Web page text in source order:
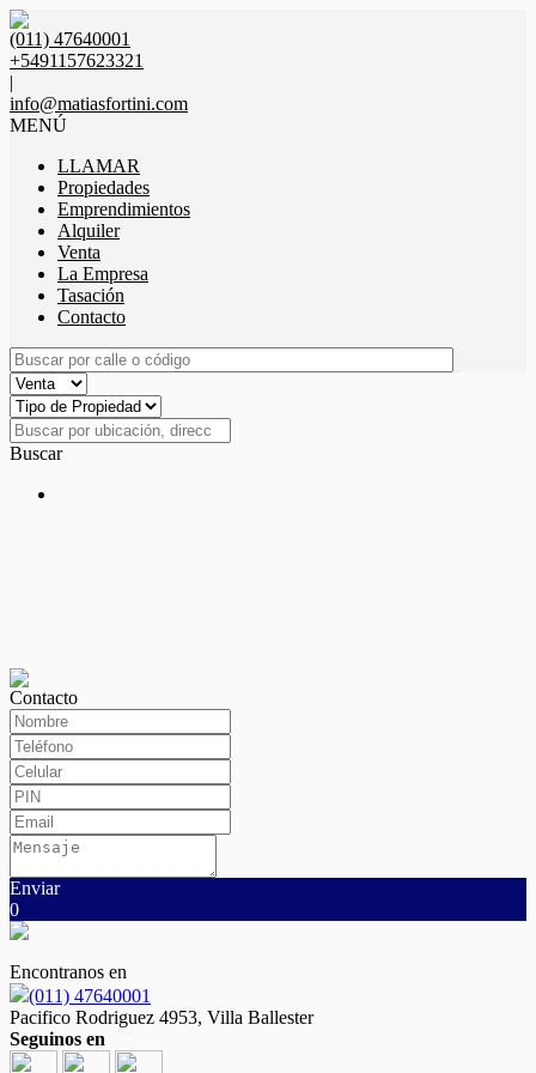
(011) 47640001
+5491157623321
|
info@matiasfortini.com
MENÚ
LLAMAR
Propiedades
Emprendimientos
Alquiler
Venta
La Empresa
Tasación
Contacto
Buscar
Contacto
Enviar
0
Encontranos en
(011) 47640001
Pacifico Rodriguez 4953, Villa Ballester
Seguinos en